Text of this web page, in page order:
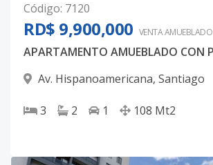
Código: 7120
RD$ 9,900,000 VENTA AMUEBLADO
Av. Hispanoamericana, Santiago
3 2 1 108 Mt2